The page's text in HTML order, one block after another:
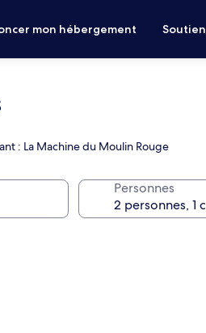
mon hébergement Soutien
: La Machine du Moulin Rouge
Personnes